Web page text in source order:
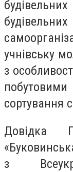
учнівську
з
сортування
Довідка
з